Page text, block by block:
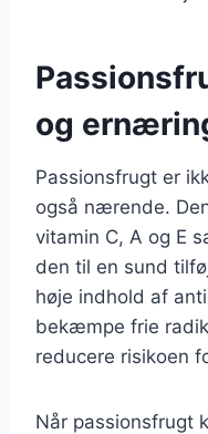
og
Passionsfrugt er
også nærende.
vitamin C, A og E
den til en sund
høje indhold af
bekæmpe frie
reducere risikoen
Når passionsfrugt